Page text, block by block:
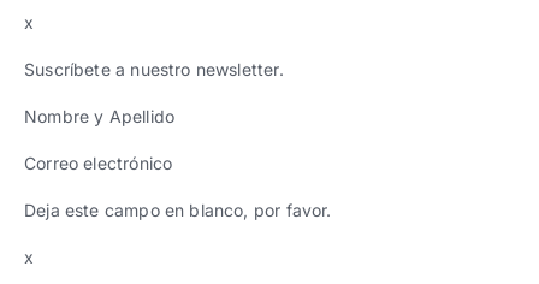
x
Suscríbete a nuestro newsletter.
Nombre y Apellido
Correo electrónico
Deja este campo en blanco, por favor.
x